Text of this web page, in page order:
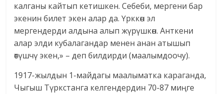
калганы кайтып кетишкен. Себеби, мергени бар
экенин билет экен алар да. Үрккөн эл
мергендерди алдына алып жүрүшкөн. Анткени
алар элди кубалагандар менен анан атышып
өтүшчү экен,» – деп билдирди (маалымдоочу).
1917-жылдын 1-майдагы маалыматка караганда,
Чыгыш Түркстанга келгендердин 70-87 миңге